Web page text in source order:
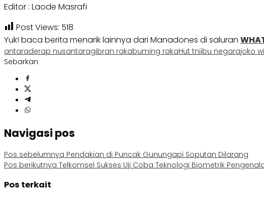
Editor : Laode Masrafi
Post Views: 518
Yuk! baca berita menarik lainnya dari Manadones di saluran
antaraderap nusantaragibran rakabuming rakaHut tniibu negarajoko
Sebarkan
Navigasi pos
Pos sebelumnya Pendakian di Puncak Gunungapi Soputan Dilarang
Pos berikutnya Telkomsel Sukses Uji Coba Teknologi Biometrik
Pos terkait